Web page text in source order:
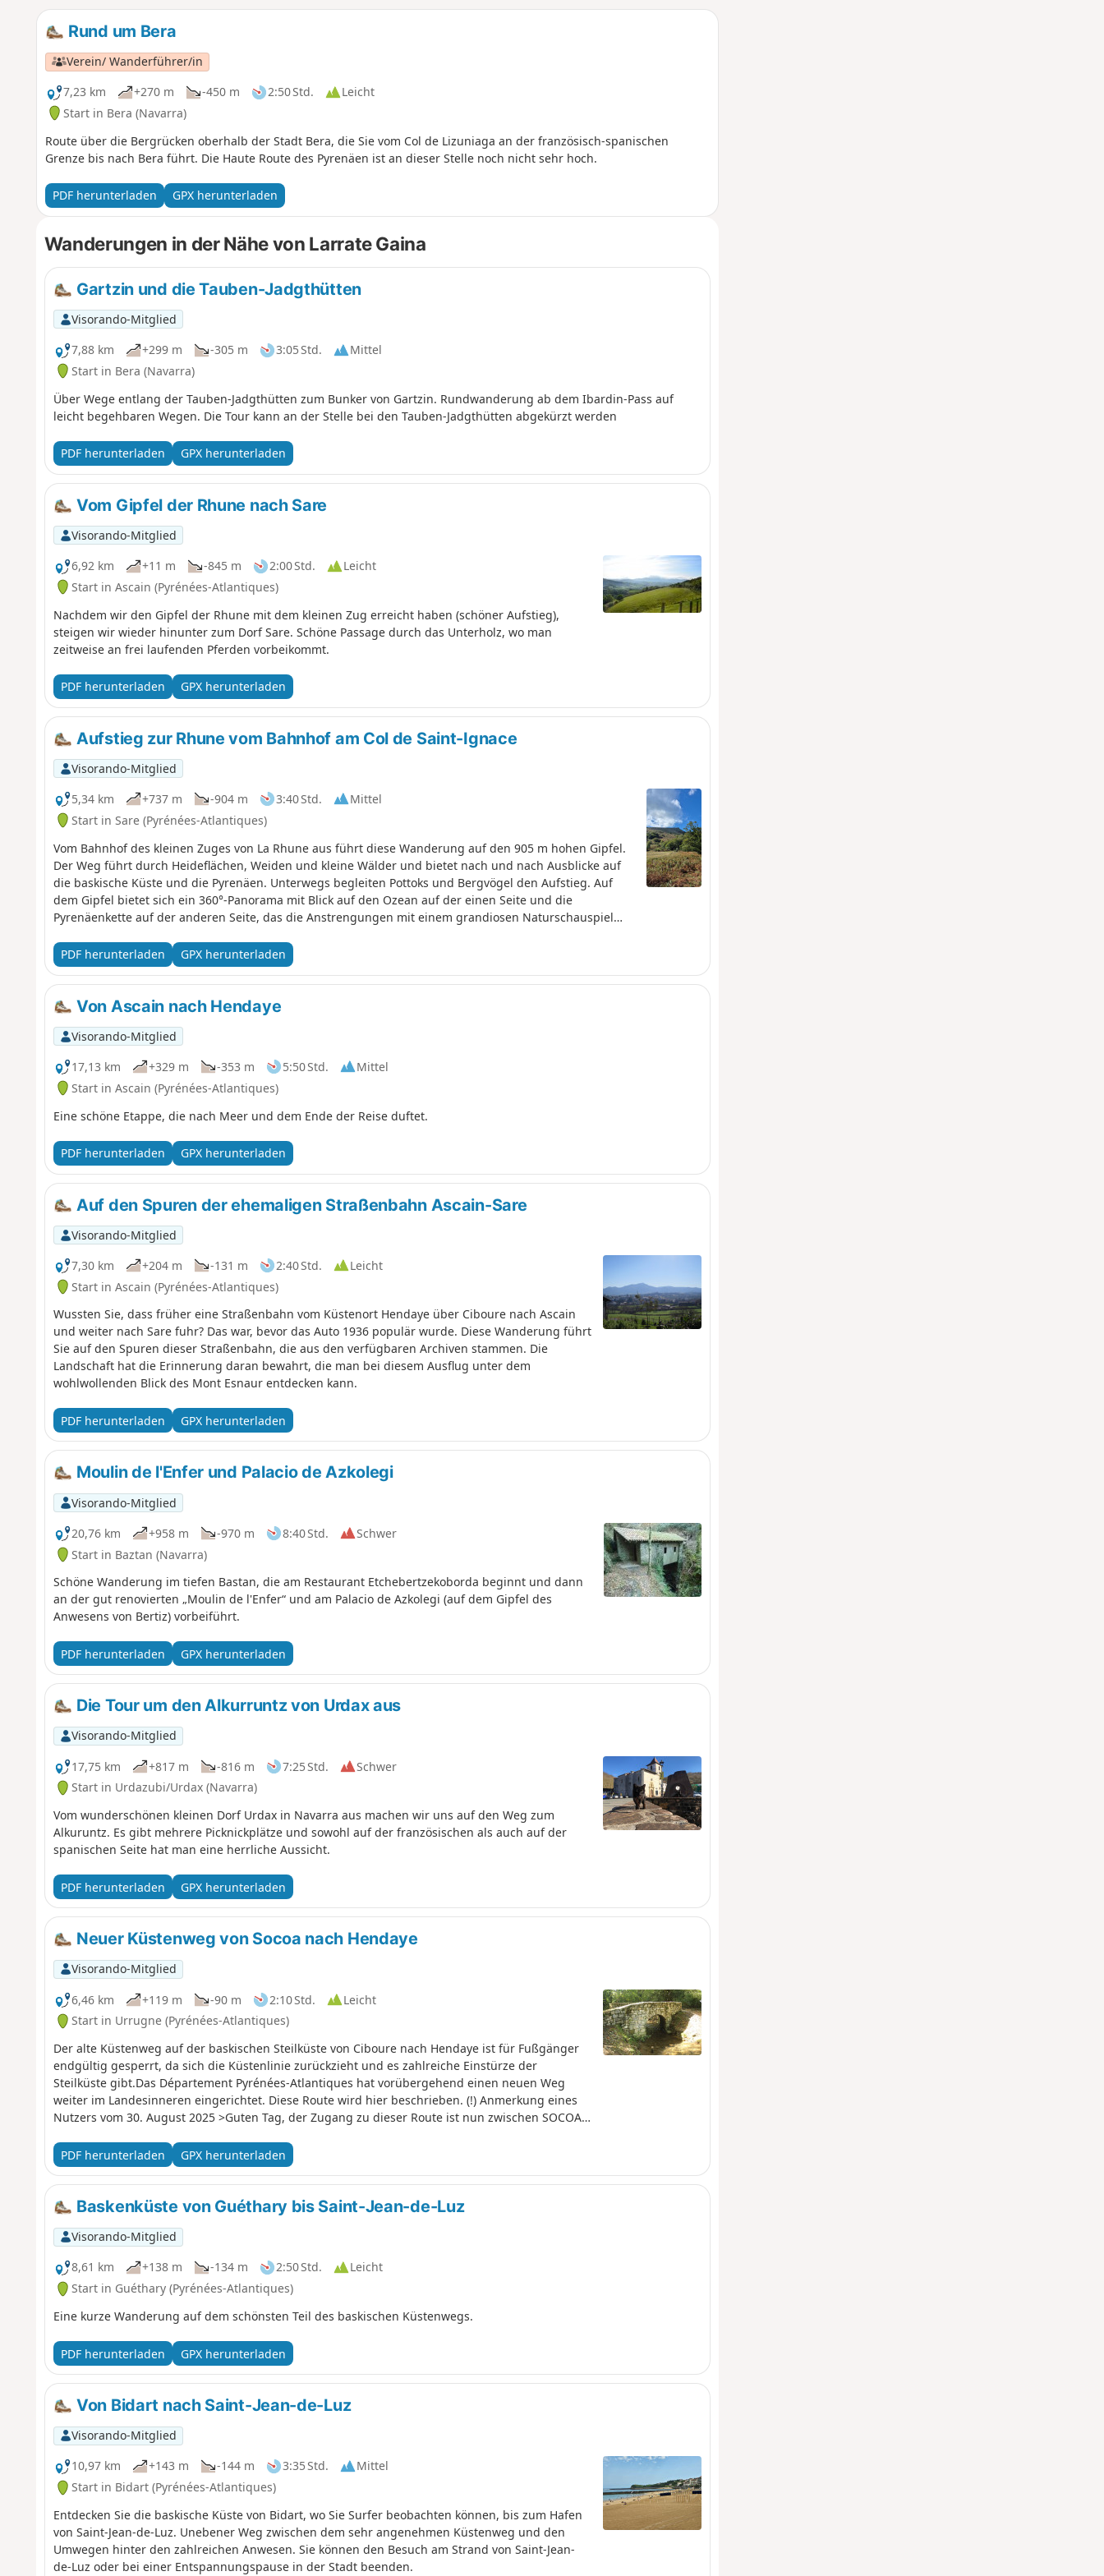
Rund um Bera
Verein/ Wanderführer/in
7,23 km
+270 m -450 m 2:50 Std.
Leicht
Start in Bera (Navarra)
Route über die Bergrücken oberhalb der Stadt Bera, die Sie vom Col de Lizuniaga an der französisch-spanischen
Grenze bis nach Bera führt. Die Haute Route des Pyrenäen ist an dieser Stelle noch nicht sehr hoch.
PDF herunterladen GPX herunterladen
Wanderungen in der Nähe von Larrate Gaina
Gartzin und die Tauben-Jadgthütten
Visorando-Mitglied
7,88 km
+299 m -305 m 3:05 Std.
Mittel
Start in Bera (Navarra)
Über Wege entlang der Tauben-Jadgthütten zum Bunker von Gartzin. Rundwanderung ab dem Ibardin-Pass auf
leicht begehbaren Wegen. Die Tour kann an der Stelle bei den Tauben-Jadgthütten abgekürzt werden
PDF herunterladen GPX herunterladen
Vom Gipfel der Rhune nach Sare
Visorando-Mitglied
6,92 km
+11 m -845 m 2:00 Std.
Leicht
Start in Ascain (Pyrénées-Atlantiques)
Nachdem wir den Gipfel der Rhune mit dem kleinen Zug erreicht haben (schöner Aufstieg),
steigen wir wieder hinunter zum Dorf Sare. Schöne Passage durch das Unterholz, wo man
zeitweise an frei laufenden Pferden vorbeikommt.
PDF herunterladen GPX herunterladen
Aufstieg zur Rhune vom Bahnhof am Col de Saint-Ignace
Visorando-Mitglied
5,34 km
+737 m -904 m 3:40 Std.
Mittel
Start in Sare (Pyrénées-Atlantiques)
Vom Bahnhof des kleinen Zuges von La Rhune aus führt diese Wanderung auf den 905 m hohen Gipfel.
Der Weg führt durch Heideflächen, Weiden und kleine Wälder und bietet nach und nach Ausblicke auf
die baskische Küste und die Pyrenäen. Unterwegs begleiten Pottoks und Bergvögel den Aufstieg. Auf
dem Gipfel bietet sich ein 360°-Panorama mit Blick auf den Ozean auf der einen Seite und die
Pyrenäenkette auf der anderen Seite, das die Anstrengungen mit einem grandiosen Naturschauspiel
PDF herunterladen
GPX herunterladen
Von Ascain nach Hendaye
Visorando-Mitglied
17,13 km
+329 m -353 m 5:50 Std.
Mittel
Start in Ascain (Pyrénées-Atlantiques)
Eine schöne Etappe, die nach Meer und dem Ende der Reise duftet.
PDF herunterladen GPX herunterladen
Auf den Spuren der ehemaligen Straßenbahn Ascain-Sare
Visorando-Mitglied
7,30 km
+204 m -131 m 2:40 Std.
Leicht
Start in Ascain (Pyrénées-Atlantiques)
Wussten Sie, dass früher eine Straßenbahn vom Küstenort Hendaye über Ciboure nach Ascain
und weiter nach Sare fuhr? Das war, bevor das Auto 1936 populär wurde. Diese Wanderung führt
Sie auf den Spuren dieser Straßenbahn, die aus den verfügbaren Archiven stammen. Die
Landschaft hat die Erinnerung daran bewahrt, die man bei diesem Ausflug unter dem
wohlwollenden Blick des Mont Esnaur entdecken kann.
PDF herunterladen GPX herunterladen
Moulin de l'Enfer und Palacio de Azkolegi
Visorando-Mitglied
20,76 km
+958 m -970 m 8:40 Std.
Schwer
Start in Baztan (Navarra)
Schöne Wanderung im tiefen Bastan, die am Restaurant Etchebertzekoborda beginnt und dann
an der gut renovierten „Moulin de l'Enfer“ und am Palacio de Azkolegi (auf dem Gipfel des
Anwesens von Bertiz) vorbeiführt.
PDF herunterladen GPX herunterladen
Die Tour um den Alkurruntz von Urdax aus
Visorando-Mitglied
17,75 km
+817 m -816 m 7:25 Std.
Schwer
Start in Urdazubi/Urdax (Navarra)
Vom wunderschönen kleinen Dorf Urdax in Navarra aus machen wir uns auf den Weg zum
Alkuruntz. Es gibt mehrere Picknickplätze und sowohl auf der französischen als auch auf der
spanischen Seite hat man eine herrliche Aussicht.
PDF herunterladen GPX herunterladen
Neuer Küstenweg von Socoa nach Hendaye
Visorando-Mitglied
6,46 km
+119 m -90 m 2:10 Std.
Leicht
Start in Urrugne (Pyrénées-Atlantiques)
Der alte Küstenweg auf der baskischen Steilküste von Ciboure nach Hendaye ist für Fußgänger
endgültig gesperrt, da sich die Küstenlinie zurückzieht und es zahlreiche Einstürze der
Steilküste gibt.Das Département Pyrénées-Atlantiques hat vorübergehend einen neuen Weg
weiter im Landesinneren eingerichtet. Diese Route wird hier beschrieben. (!) Anmerkung eines
Nutzers vom 30. August 2025 >Guten Tag, der Zugang zu dieser Route ist nun zwischen SOCOA
Einschränkung bitte vermerken, da ich Wanderer, die sich auf diesen Abschnitt gewagt haben,
informiert und davon abgeraten habe.>HINWEIS: Der Kommentar vom 25. Juli 2025 ist
Gegenstand dieses Vorschlags, aber die Schilder waren noch nicht angebracht.FFRando64. GR®8
KüsteErläuternde PDF-Datei von FFRando 64
PDF herunterladen GPX herunterladen
Baskenküste von Guéthary bis Saint-Jean-de-Luz
Visorando-Mitglied
8,61 km
+138 m -134 m 2:50 Std.
Leicht
Start in Guéthary (Pyrénées-Atlantiques)
Eine kurze Wanderung auf dem schönsten Teil des baskischen Küstenwegs.
PDF herunterladen GPX herunterladen
Von Bidart nach Saint-Jean-de-Luz
Visorando-Mitglied
10,97 km
+143 m -144 m 3:35 Std.
Mittel
Start in Bidart (Pyrénées-Atlantiques)
Entdecken Sie die baskische Küste von Bidart, wo Sie Surfer beobachten können, bis zum Hafen
von Saint-Jean-de-Luz. Unebener Weg zwischen dem sehr angenehmen Küstenweg und den
Umwegen hinter den zahlreichen Anwesen. Sie können den Besuch am Strand von Saint-Jean-
de-Luz oder bei einer Entspannungspause in der Stadt beenden.